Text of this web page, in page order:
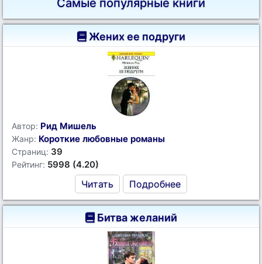
Самые популярные книги
Жених ее подруги
Автор: Рид Мишель
Жанр: Короткие любовные романы
Страниц: 39
Рейтинг: 5998 (4.20)
Читать Подробнее
Битва желаний